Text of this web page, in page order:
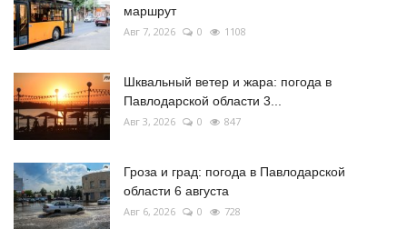
маршрут
Авг 7, 2026 0 1108
Шквальный ветер и жара: погода в
Павлодарской области 3...
Авг 3, 2026 0 847
Гроза и град: погода в Павлодарской
области 6 августа
Авг 6, 2026 0 728